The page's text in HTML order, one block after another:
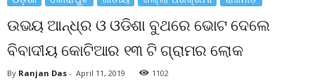
ଉଭୟ ଆନ୍ଧ୍ର ଓ ଓଡିଶା ବୁଥରେ ଭୋଟ ଦେଲେ
ବିବାଦୀୟ କୋଟିଆର ୧୩ ଟି ଗ୍ରାମର ଲୋକ
By Ranjan Das - April 11, 2019 1102